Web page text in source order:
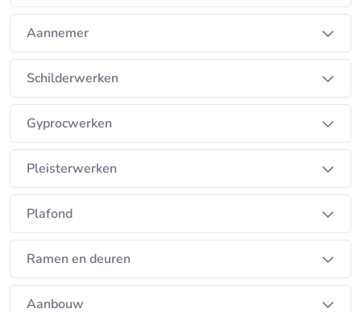
Aannemer
Schilderwerken
Gyprocwerken
Pleisterwerken
Plafond
Ramen en deuren
Aanbouw